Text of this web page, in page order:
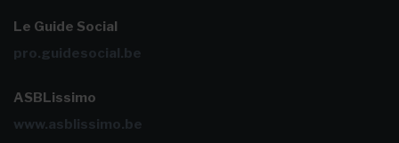
Le Guide Social
pro.guidesocial.be
ASBLissimo
www.asblissimo.be